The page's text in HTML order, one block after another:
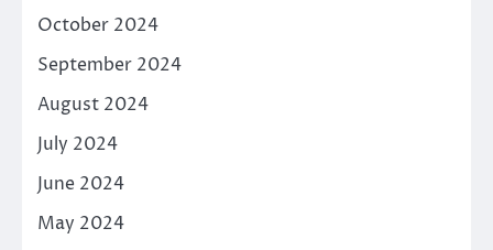
October 2024
September 2024
August 2024
July 2024
June 2024
May 2024